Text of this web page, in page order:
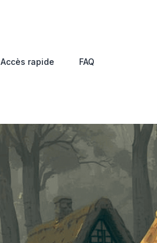
Accès rapide FAQ